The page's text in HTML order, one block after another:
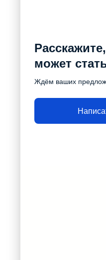
может
Ждём ваших